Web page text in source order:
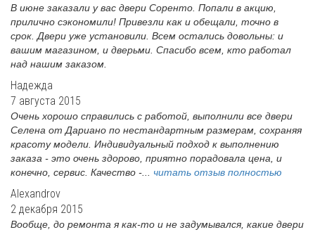
В июне заказали у вас двери Соренто. Попали в акцию,
прилично сэкономили! Привезли как и обещали, точно в
срок. Двери уже установили. Всем остались довольны: и
вашим магазином, и дверьми. Спасибо всем, кто работал
над нашим заказом.
Надежда
7 августа 2015
Очень хорошо справились с работой, выполнили все двери
Селена от Дариано по нестандартным размерам, сохраняя
красоту модели. Индивидуальный подход к выполнению
заказа - это очень здорово, приятно порадовала цена, и
конечно, сервис. Качество -... читать отзыв полностью
Alexandrov
2 декабря 2015
Вообще, до ремонта я как-то и не задумывался, какие двери